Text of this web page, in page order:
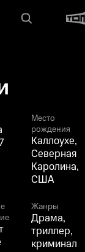
Место
рождения
Каллоухе,
Северная
Каролина,
США
Жанры
Драма,
триллер,
криминал